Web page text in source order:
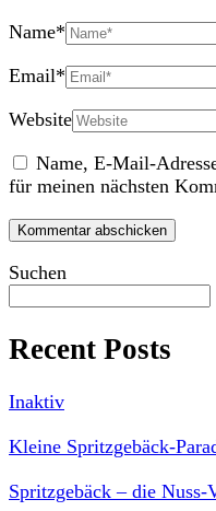
Name*
Email*
Website
Name, E-Mail-
für meinen nächsten
Suchen
Recent Posts
Inaktiv
Kleine Spritzgebäck-
Spritzgebäck – die Nuss-